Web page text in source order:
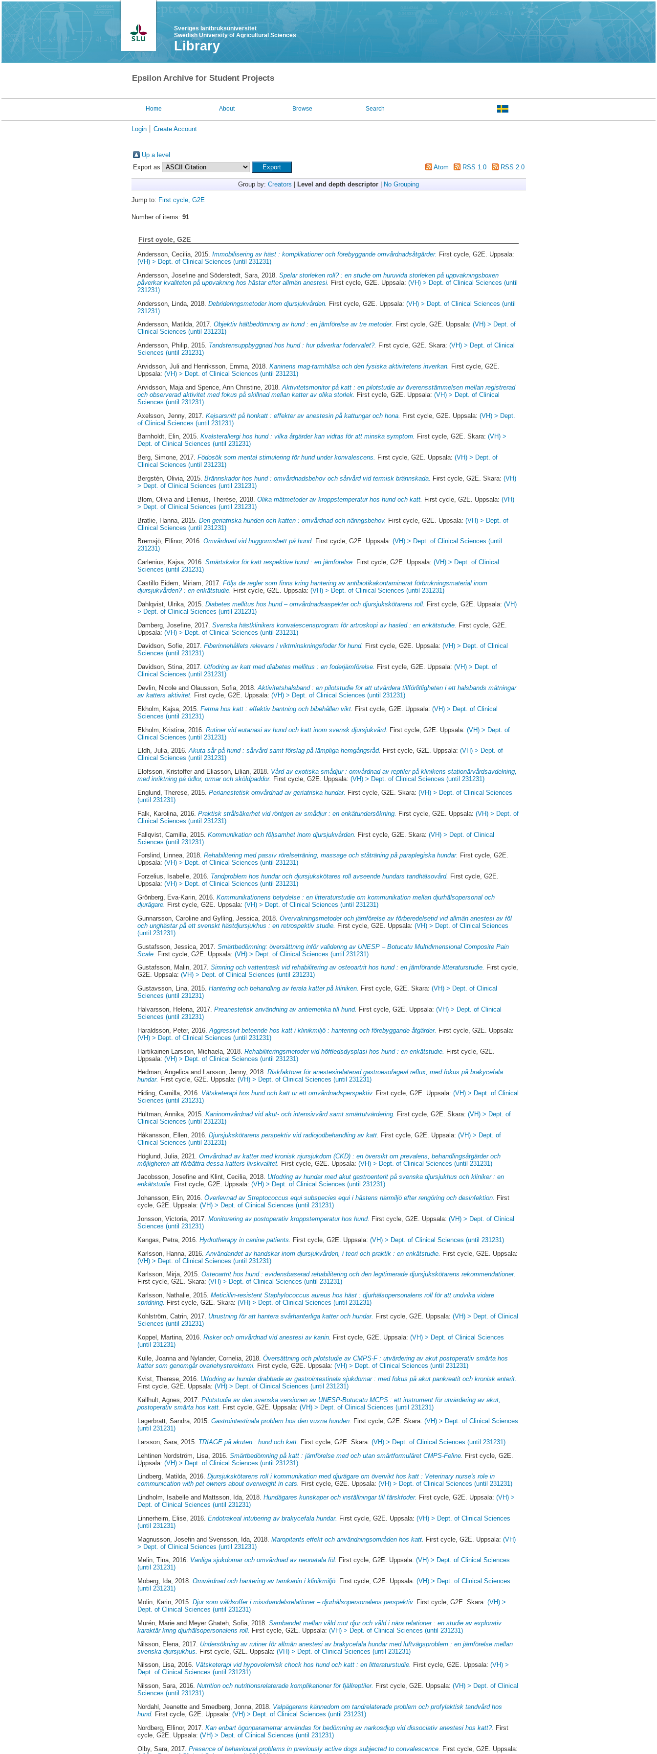
Sveriges lantbruksuniversitet
Swedish University of Agricultural Sciences
Library
Epsilon Archive for Student Projects
Home About Browse Search
Login Create Account
Up a level
Export as
Atom RSS 1.0 RSS 2.0
Group by: Creators Level and depth descriptor No Grouping
Jump to: First cycle, G2E
Number of items: 91.
First cycle, G2E
Andersson, Cecilia, 2015.Immobilisering av häst : komplikationer och förebyggande omvårdnadsåtgärder. First cycle, G2E. Uppsala:
(VH) > Dept. of Clinical Sciences (until 231231)
Andersson, Josefine andSöderstedt, Sara , 2018.Spelar storleken roll? : en studie om huruvida storleken på uppvakningsboxen
påverkar kvaliteten på uppvakning hos hästar efter allmän anestesi.
First cycle, G2E. Uppsala:(VH) > Dept. of Clinical Sciences (until
231231)
Andersson, Linda , 2018.Debrideringsmetoder inom djursjukvården. First cycle, G2E. Uppsala:(VH) > Dept. of Clinical Sciences (until
231231)
Andersson, Matilda, 2017.Objektiv hältbedömning av hund : en jämförelse av tre metoder. First cycle, G2E. Uppsala:(VH) > Dept. of
Clinical Sciences (until 231231)
Andersson, Philip, 2015. Tandstensuppbyggnad hos hund : hur påverkar fodervalet?. First cycle, G2E. Skara:(VH) > Dept. of Clinical
Sciences (until 231231)
Arvidsson, Juli and Henriksson, Emma, 2018.Kaninens mag-tarmhälsa och den fysiska aktivitetens inverkan. First cycle, G2E.
Uppsala:(VH) > Dept. of Clinical Sciences (until 231231)
Arvidsson, Maja andSpence, Ann Christine , 2018.Aktivitetsmonitor på katt : en pilotstudie av överensstämmelsen mellan registrerad
och observerad aktivitet med fokus på skillnad mellan katter av olika storlek.
First cycle, G2E. Uppsala:(VH) > Dept. of Clinical
Sciences (until 231231)
Axelsson, Jenny, 2017.Kejsarsnitt på honkatt : effekter av anestesin på kattungar och hona. First cycle, G2E. Uppsala:(VH) > Dept.
of Clinical Sciences (until 231231)
Barnholdt, Elin, 2015.Kvalsterallergi hos hund : vilka åtgärder kan vidtas för att minska symptom. First cycle, G2E. Skara:(VH) >
Dept. of Clinical Sciences (until 231231)
Berg, Simone, 2017.Födosök som mental stimulering för hund under konvalescens. First cycle, G2E. Uppsala:(VH) > Dept. of
Clinical Sciences (until 231231)
Bergstén, Olivia, 2015.Brännskador hos hund : omvårdnadsbehov och sårvård vid termisk brännskada. First cycle, G2E. Skara:(VH)
> Dept. of Clinical Sciences (until 231231)
Blom, Olivia and Ellenius, Therése , 2018.Olika mätmetoder av kroppstemperatur hos hund och katt. First cycle, G2E. Uppsala:(VH)
> Dept. of Clinical Sciences (until 231231)
Bratlie, Hanna , 2015.Den geriatriska hunden och katten : omvårdnad och näringsbehov. First cycle, G2E. Uppsala:(VH) > Dept. of
Clinical Sciences (until 231231)
Bremsjö, Ellinor, 2016.Omvårdnad vid huggormsbett på hund. First cycle, G2E. Uppsala:(VH) > Dept. of Clinical Sciences (until
231231)
Carlenius, Kajsa, 2016.Smärtskalor för katt respektive hund : en jämförelse. First cycle, G2E. Uppsala:(VH) > Dept. of Clinical
Sciences (until 231231)
Castillo Eidem, Miriam, 2017.Följs de regler som finns kring hantering av antibiotikakontaminerat förbrukningsmaterial inom
djursjukvården? : en enkätstudie. First cycle, G2E. Uppsala:(VH) > Dept. of Clinical Sciences (until 231231)
Dahlqvist, Ulrika , 2015.Diabetes mellitus hos hund – omvårdnadsaspekter och djursjukskötarens roll. First cycle, G2E. Uppsala:(VH)
> Dept. of Clinical Sciences (until 231231)
Damberg, Josefine , 2017.Svenska hästklinikers konvalescensprogram för artroskopi av hasled : en enkätstudie. First cycle, G2E.
Uppsala:(VH) > Dept. of Clinical Sciences (until 231231)
Davidson, Sofie, 2017.Fiberinnehållets relevans i viktminskningsfoder för hund. First cycle, G2E. Uppsala:(VH) > Dept. of Clinical
Sciences (until 231231)
Davidson, Stina, 2017. Utfodring av katt med diabetes mellitus : en foderjämförelse. First cycle, G2E. Uppsala:(VH) > Dept. of
Clinical Sciences (until 231231)
Devlin, Nicole andOlausson, Sofia, 2018.Aktivitetshalsband : en pilotstudie för att utvärdera tillförlitligheten i ett halsbands mätningar
av katters aktivitet. First cycle, G2E. Uppsala:(VH) > Dept. of Clinical Sciences (until 231231)
Ekholm, Kajsa , 2015.Fetma hos katt : effektiv bantning och bibehållen vikt. First cycle, G2E. Uppsala:(VH) > Dept. of Clinical
Sciences (until 231231)
Ekholm, Kristina , 2016.Rutiner vid eutanasi av hund och katt inom svensk djursjukvård. First cycle, G2E. Uppsala:(VH) > Dept. of
Clinical Sciences (until 231231)
Eldh, Julia, 2016.Akuta sår på hund : sårvård samt förslag på lämpliga hemgångsråd. First cycle, G2E. Uppsala:(VH) > Dept. of
Clinical Sciences (until 231231)
Elofsson, Kristoffer and Eliasson, Lilian, 2018. Vård av exotiska smådjur : omvårdnad av reptiler på klinikens stationärvårdsavdelning,
med inriktning på ödlor, ormar och sköldpaddor. First cycle, G2E. Uppsala:(VH) > Dept. of Clinical Sciences (until 231231)
Englund, Therese, 2015.Perianestetisk omvårdnad av geriatriska hundar. First cycle, G2E. Skara:(VH) > Dept. of Clinical Sciences
(until 231231)
Falk, Karolina , 2016.Praktisk strålsäkerhet vid röntgen av smådjur : en enkätundersökning. First cycle, G2E. Uppsala:(VH) > Dept. of
Clinical Sciences (until 231231)
Fallqvist, Camilla , 2015.Kommunikation och följsamhet inom djursjukvården. First cycle, G2E. Skara:(VH) > Dept. of Clinical
Sciences (until 231231)
Forslind, Linnea, 2018.Rehabilitering med passiv rörelseträning, massage och ståträning på paraplegiska hundar. First cycle, G2E.
Uppsala:(VH) > Dept. of Clinical Sciences (until 231231)
Forzelius, Isabelle, 2016. Tandproblem hos hundar och djursjukskötares roll avseende hundars tandhälsovård. First cycle, G2E.
Uppsala:(VH) > Dept. of Clinical Sciences (until 231231)
Grönberg, Eva-Karin , 2016.Kommunikationens betydelse : en litteraturstudie om kommunikation mellan djurhälsopersonal och
djurägare.
First cycle, G2E. Uppsala:(VH) > Dept. of Clinical Sciences (until 231231)
Gunnarsson, Caroline andGylling, Jessica , 2018.Övervakningsmetoder och jämförelse av förberedelsetid vid allmän anestesi av föl
och unghästar på ett svenskt hästdjursjukhus : en retrospektiv studie.
First cycle, G2E. Uppsala:(VH) > Dept. of Clinical Sciences
(until 231231)
Gustafsson, Jessica , 2017.Smärtbedömning: översättning inför validering av UNESP – Botucatu Multidimensional Composite Pain
Scale. First cycle, G2E. Uppsala:(VH) > Dept. of Clinical Sciences (until 231231)
Gustafsson, Malin, 2017.Simning och vattentrask vid rehabilitering av osteoartrit hos hund : en jämförande litteraturstudie. First cycle,
G2E. Uppsala:(VH) > Dept. of Clinical Sciences (until 231231)
Gustavsson, Lina, 2015.Hantering och behandling av ferala katter på kliniken. First cycle, G2E. Skara:(VH) > Dept. of Clinical
Sciences (until 231231)
Halvarsson, Helena , 2017.Preanestetisk användning av antiemetika till hund. First cycle, G2E. Uppsala:(VH) > Dept. of Clinical
Sciences (until 231231)
Haraldsson, Peter, 2016.Aggressivt beteende hos katt i klinikmiljö : hantering och förebyggande åtgärder. First cycle, G2E. Uppsala:
(VH) > Dept. of Clinical Sciences (until 231231)
Hartikainen Larsson, Michaela , 2018.Rehabiliteringsmetoder vid höftledsdysplasi hos hund : en enkätstudie. First cycle, G2E.
Uppsala:(VH) > Dept. of Clinical Sciences (until 231231)
Hedman, Angelicaand Larsson, Jenny, 2018.Riskfaktorer för anestesirelaterad gastroesofageal reflux, med fokus på brakycefala
hundar. First cycle, G2E. Uppsala:(VH) > Dept. of Clinical Sciences (until 231231)
Hiding, Camilla, 2016. Vätsketerapi hos hund och katt ur ett omvårdnadsperspektiv. First cycle, G2E. Uppsala:(VH) > Dept. of Clinical
Sciences (until 231231)
Hultman, Annika , 2015.Kaninomvårdnad vid akut- och intensivvård samt smärtutvärdering. First cycle, G2E. Skara:(VH) > Dept. of
Clinical Sciences (until 231231)
Håkansson, Ellen , 2016.Djursjukskötarens perspektiv vid radiojodbehandling av katt. First cycle, G2E. Uppsala:(VH) > Dept. of
Clinical Sciences (until 231231)
Höglund, Julia , 2021.Omvårdnad av katter med kronisk njursjukdom (CKD) : en översikt om prevalens, behandlingsåtgärder och
möjligheten att förbättra dessa katters livskvalitet. First cycle, G2E. Uppsala:(VH) > Dept. of Clinical Sciences (until 231231)
Jacobsson, Josefine and Klint, Cecilia, 2018. Utfodring av hundar med akut gastroenterit på svenska djursjukhus och kliniker : en
enkätstudie. First cycle, G2E. Uppsala:(VH) > Dept. of Clinical Sciences (until 231231)
Johansson, Elin, 2016.Överlevnad av Streptococcus equi subspecies equi i hästens närmiljö efter rengöring och desinfektion. First
cycle, G2E. Uppsala:(VH) > Dept. of Clinical Sciences (until 231231)
Jonsson, Victoria , 2017.Monitorering av postoperativ kroppstemperatur hos hund. First cycle, G2E. Uppsala:(VH) > Dept. of Clinical
Sciences (until 231231)
Kangas, Petra , 2016.Hydrotherapy in canine patients. First cycle, G2E. Uppsala:(VH) > Dept. of Clinical Sciences (until 231231)
Karlsson, Hanna , 2016.Användandet av handskar inom djursjukvården, i teori och praktik : en enkätstudie. First cycle, G2E. Uppsala:
(VH) > Dept. of Clinical Sciences (until 231231)
Karlsson, Mirja, 2015.Osteoartrit hos hund : evidensbaserad rehabilitering och den legitimerade djursjukskötarens rekommendationer.
First cycle, G2E. Skara:(VH) > Dept. of Clinical Sciences (until 231231)
Karlsson, Nathalie, 2015.Meticillin-resistent Staphylococcus aureus hos häst : djurhälsopersonalens roll för att undvika vidare
spridning. First cycle, G2E. Skara:(VH) > Dept. of Clinical Sciences (until 231231)
Kohlström, Catrin , 2017. Utrustning för att hantera svårhanterliga katter och hundar. First cycle, G2E. Uppsala:(VH) > Dept. of Clinical
Sciences (until 231231)
Koppel, Martina , 2016.Risker och omvårdnad vid anestesi av kanin. First cycle, G2E. Uppsala:(VH) > Dept. of Clinical Sciences
(until 231231)
Kulle, Joanna and Nylander, Cornelia , 2018.Översättning och pilotstudie av CMPS-F : utvärdering av akut postoperativ smärta hos
katter som genomgår ovariehysterektomi. First cycle, G2E. Uppsala:(VH) > Dept. of Clinical Sciences (until 231231)
Kvist, Therese, 2016. Utfodring av hundar drabbade av gastrointestinala sjukdomar : med fokus på akut pankreatit och kronisk enterit.
First cycle, G2E. Uppsala:(VH) > Dept. of Clinical Sciences (until 231231)
Källhult, Agnes, 2017.Pilotstudie av den svenska versionen av UNESP-Botucatu MCPS : ett instrument för utvärdering av akut,
postoperativ smärta hos katt. First cycle, G2E. Uppsala:(VH) > Dept. of Clinical Sciences (until 231231)
Lagerbratt, Sandra , 2015.Gastrointestinala problem hos den vuxna hunden. First cycle, G2E. Skara:(VH) > Dept. of Clinical Sciences
(until 231231)
Larsson, Sara , 2015. TRIAGE på akuten : hund och katt. First cycle, G2E. Skara:(VH) > Dept. of Clinical Sciences (until 231231)
Lehtinen Nordström, Lisa , 2016.Smärtbedömning på katt : jämförelse med och utan smärtformuläret CMPS-Feline. First cycle, G2E.
Uppsala:(VH) > Dept. of Clinical Sciences (until 231231)
Lindberg, Matilda, 2016.Djursjukskötarens roll i kommunikation med djurägare om övervikt hos katt : Veterinary nurse's role in
communication with pet owners about overweight in cats. First cycle, G2E. Uppsala:(VH) > Dept. of Clinical Sciences (until 231231)
Lindholm, Isabelle and Mattsson, Ida, 2018.Hundägares kunskaper och inställningar till färskfoder. First cycle, G2E. Uppsala:(VH) >
Dept. of Clinical Sciences (until 231231)
Linnerheim, Elise , 2016.Endotrakeal intubering av brakycefala hundar. First cycle, G2E. Uppsala:(VH) > Dept. of Clinical Sciences
(until 231231)
Magnusson, Josefin andSvensson, Ida , 2018.Maropitants effekt och användningsområden hos katt. First cycle, G2E. Uppsala:(VH)
> Dept. of Clinical Sciences (until 231231)
Melin, Tina, 2016. Vanliga sjukdomar och omvårdnad av neonatala föl. First cycle, G2E. Uppsala:(VH) > Dept. of Clinical Sciences
(until 231231)
Moberg, Ida, 2018.Omvårdnad och hantering av tamkanin i klinikmiljö. First cycle, G2E. Uppsala:(VH) > Dept. of Clinical Sciences
(until 231231)
Molin, Karin, 2015.Djur som våldsoffer i misshandelsrelationer – djurhälsopersonalens perspektiv. First cycle, G2E. Skara:(VH) >
Dept. of Clinical Sciences (until 231231)
Murén, Marie and Meyer Ghateh, Sofia , 2018.Sambandet mellan våld mot djur och våld i nära relationer : en studie av explorativ
karaktär kring djurhälsopersonalens roll.
First cycle, G2E. Uppsala:(VH) > Dept. of Clinical Sciences (until 231231)
Nilsson, Elena , 2017. Undersökning av rutiner för allmän anestesi av brakycefala hundar med luftvägsproblem : en jämförelse mellan
svenska djursjukhus.
First cycle, G2E. Uppsala:(VH) > Dept. of Clinical Sciences (until 231231)
Nilsson, Lisa, 2016. Vätsketerapi vid hypovolemisk chock hos hund och katt : en litteraturstudie. First cycle, G2E. Uppsala:(VH) >
Dept. of Clinical Sciences (until 231231)
Nilsson, Sara, 2016.Nutrition och nutritionsrelaterade komplikationer för fjällreptiler. First cycle, G2E. Uppsala:(VH) > Dept. of Clinical
Sciences (until 231231)
Nordahl, Jeanette andSmedberg, Jonna, 2018. Valpägarens kännedom om tandrelaterade problem och profylaktisk tandvård hos
hund. First cycle, G2E. Uppsala:(VH) > Dept. of Clinical Sciences (until 231231)
Nordberg, Ellinor, 2017.Kan enbart ögonparametrar användas för bedömning av narkosdjup vid dissociativ anestesi hos katt?. First
cycle, G2E. Uppsala:(VH) > Dept. of Clinical Sciences (until 231231)
Olby, Sara , 2017.Presence of behavioural problems in previously active dogs subjected to convalescence. First cycle, G2E. Uppsala: